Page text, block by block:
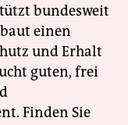
bundesweit
einen
und Erhalt
guten, frei
Finden Sie